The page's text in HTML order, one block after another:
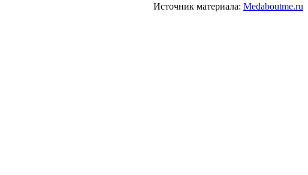
Источник материала: Medaboutme.ru